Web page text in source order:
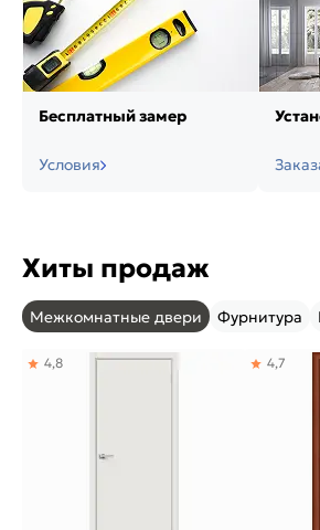
Бесплатный замер
Условия
Хиты продаж
Межкомнатные двери Фурнитура
4,8 4,7